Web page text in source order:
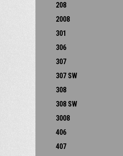
208
2008
301
306
307
307 SW
308
308 SW
3008
406
407